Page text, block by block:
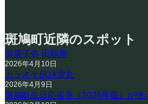
斑鳩町近隣のスポット
御菓子処 田鶴屋
2026年4月10日
カラオケBOX雪丸
2026年4月9日
斑鳩町生活応援券（2026年版）が使